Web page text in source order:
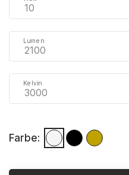
Lumen
Kelvin
Farbe: